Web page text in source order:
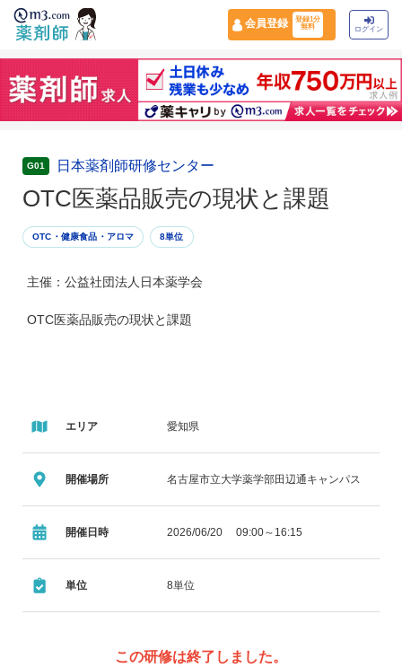
会員登録
登録1分
無料
ログイン
G01 日本薬剤師研修センター
OTC医薬品販売の現状と課題
OTC・健康食品・アロマ 8単位
主催：公益社団法人日本薬学会
OTC医薬品販売の現状と課題
エリア 愛知県
開催場所 名古屋市立大学薬学部田辺通キャンパス
開催日時 2026/06/20 09:00～16:15
単位 8単位
この研修は終了しました。